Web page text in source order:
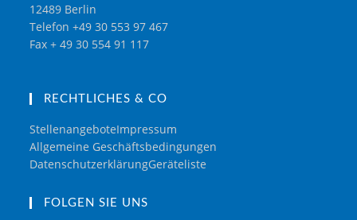
12489 Berlin
Telefon +49 30 553 97 467
Fax + 49 30 554 91 117
RECHTLICHES & CO
StellenangeboteImpressum
Allgemeine Geschäftsbedingungen
DatenschutzerklärungGeräteliste
FOLGEN SIE UNS